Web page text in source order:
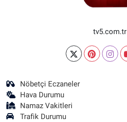
tv5.com.tr
Nöbetçi Eczaneler
Hava Durumu
Namaz Vakitleri
Trafik Durumu